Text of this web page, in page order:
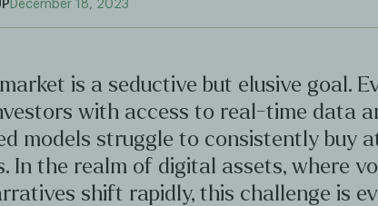
December 18, 2023
is a seductive but elusive goal.
with access to real-time data
models struggle to consistently buy
In the realm of digital assets, where
shift rapidly, this challenge is